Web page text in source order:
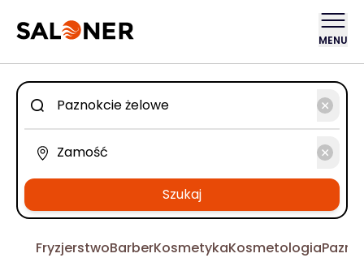
MENU
Szukaj
FryzjerstwoBarberKosmetykaKosmetologia